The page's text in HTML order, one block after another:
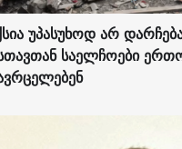
უპასუხოდ არ
საელჩოები